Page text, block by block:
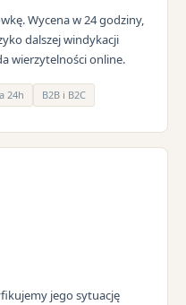
Wycena w 24 godziny,
dalszej windykacji
wierzytelności online.
24h B2B i B2C
jego sytuację